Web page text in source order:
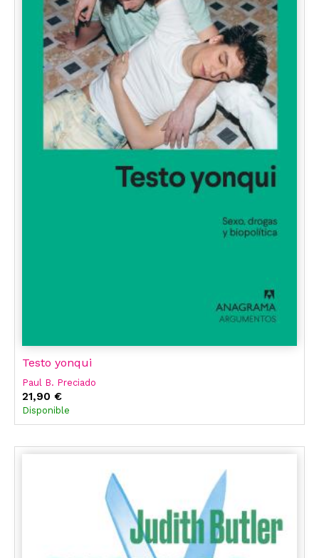
Testo yonqui
Paul B. Preciado
21,90 €
Disponible